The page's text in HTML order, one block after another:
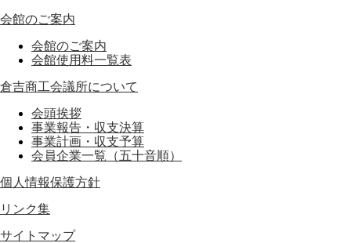
会館のご案内
会館のご案内
会館使用料一覧表
倉吉商工会議所について
会頭挨拶
事業報告・収支決算
事業計画・収支予算
会員企業一覧（五十音順）
個人情報保護方針
リンク集
サイトマップ